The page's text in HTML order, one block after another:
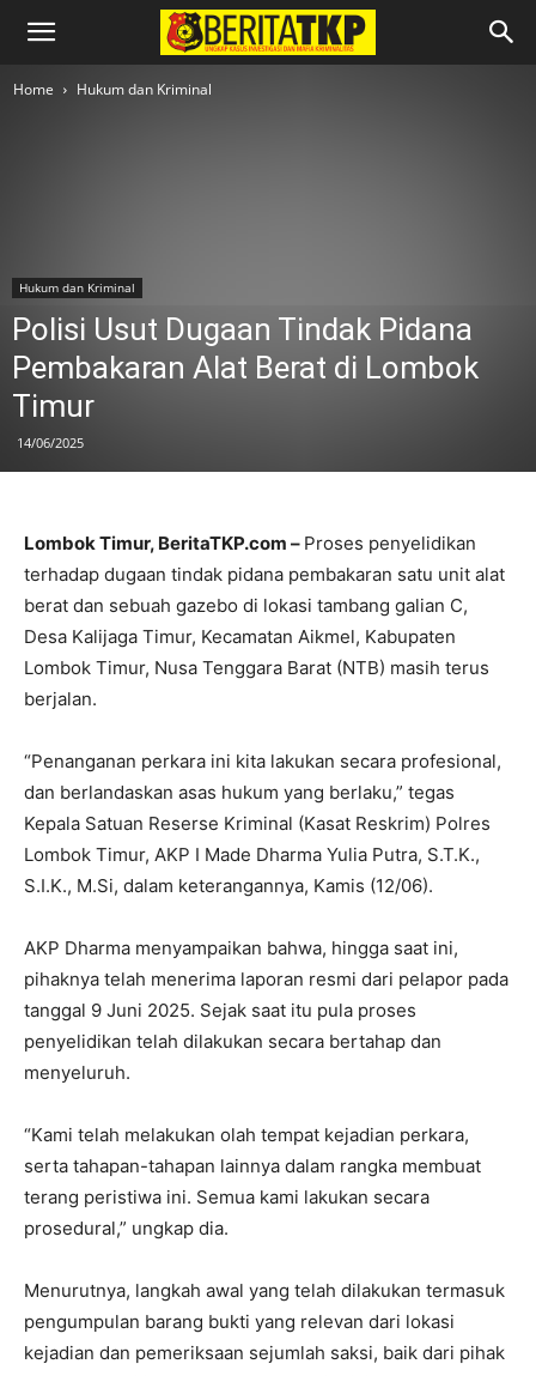
Home Hukum dan Kriminal
Hukum dan Kriminal
Polisi Usut Dugaan Tindak Pidana
Pembakaran Alat Berat di Lombok
Timur
14/06/2025
Lombok Timur, BeritaTKP.com – Proses penyelidikan
terhadap dugaan tindak pidana pembakaran satu unit alat
berat dan sebuah gazebo di lokasi tambang galian C,
Desa Kalijaga Timur, Kecamatan Aikmel, Kabupaten
Lombok Timur, Nusa Tenggara Barat (NTB) masih terus
berjalan.
“Penanganan perkara ini kita lakukan secara profesional,
dan berlandaskan asas hukum yang berlaku,” tegas
Kepala Satuan Reserse Kriminal (Kasat Reskrim) Polres
Lombok Timur, AKP I Made Dharma Yulia Putra, S.T.K.,
S.I.K., M.Si, dalam keterangannya, Kamis (12/06).
AKP Dharma menyampaikan bahwa, hingga saat ini,
pihaknya telah menerima laporan resmi dari pelapor pada
tanggal 9 Juni 2025. Sejak saat itu pula proses
penyelidikan telah dilakukan secara bertahap dan
menyeluruh.
“Kami telah melakukan olah tempat kejadian perkara,
serta tahapan-tahapan lainnya dalam rangka membuat
terang peristiwa ini. Semua kami lakukan secara
prosedural,” ungkap dia.
Menurutnya, langkah awal yang telah dilakukan termasuk
pengumpulan barang bukti yang relevan dari lokasi
kejadian dan pemeriksaan sejumlah saksi, baik dari pihak